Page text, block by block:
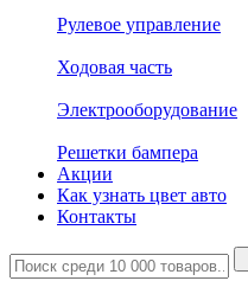
Рулевое управление
Ходовая часть
Электрооборудование
Решетки бампера
Акции
Как узнать цвет авто
Контакты